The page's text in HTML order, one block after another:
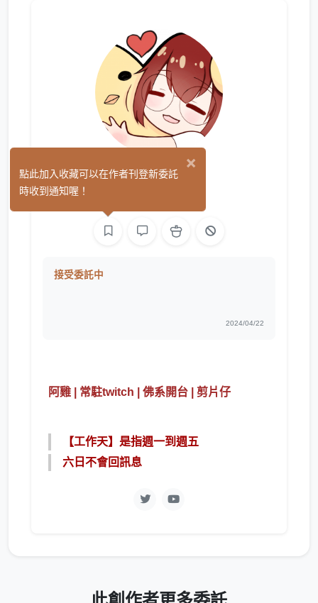
外星雞
接受委託中
2024/04/22
阿雞 | 常駐twitch | 佛系開台 | 剪片仔
【工作天】是指週一到週五
六日不會回訊息
×
點此加入收藏可以在作者刊登新委託
時收到通知喔！